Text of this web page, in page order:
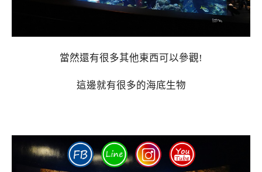
當然還有很多其他東西可以參觀!
這邊就有很多的海底生物